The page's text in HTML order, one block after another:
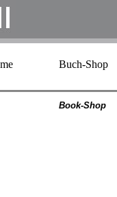
Buch-Shop
Book-Shop